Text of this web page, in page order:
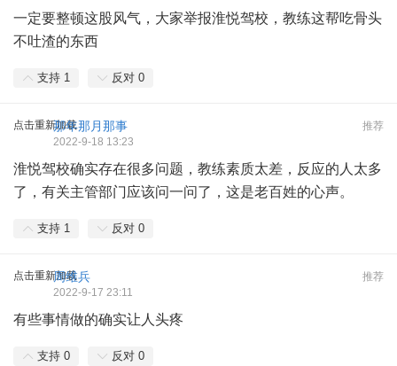
一定要整顿这股风气，大家举报淮悦驾校，教练这帮吃骨头
不吐渣的东西
支持 1 反对 0
点击重新加载 推荐
那年那月那事
2022-9-18 13:23
淮悦驾校确实存在很多问题，教练素质太差，反应的人太多
了，有关主管部门应该问一问了，这是老百姓的心声。
支持 1 反对 0
点击重新加载 推荐
周维兵
2022-9-17 23:11
有些事情做的确实让人头疼
支持 0 反对 0